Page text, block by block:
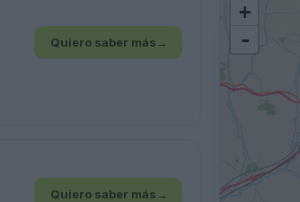
Quiero saber más →
Quiero saber más →
+
-